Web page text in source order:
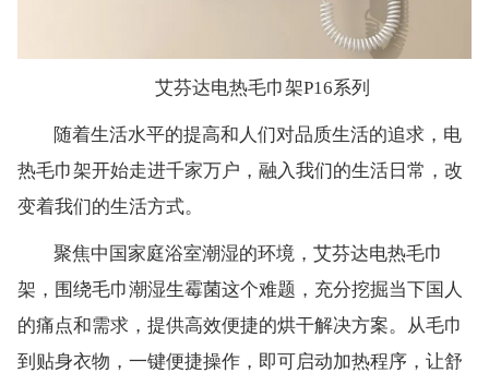
艾芬达电热毛巾架P16系列
随着生活水平的提高和人们对品质生活的追求，电
热毛巾架开始走进千家万户，融入我们的生活日常，改
变着我们的生活方式。
聚焦中国家庭浴室潮湿的环境，艾芬达电热毛巾
架，围绕毛巾潮湿生霉菌这个难题，充分挖掘当下国人
的痛点和需求，提供高效便捷的烘干解决方案。从毛巾
到贴身衣物，一键便捷操作，即可启动加热程序，让舒